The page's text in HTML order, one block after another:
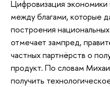
Цифровизация
между благами, которые
построения
отмечает зампред,
частных партнёрств о
продукт. По словам
получить